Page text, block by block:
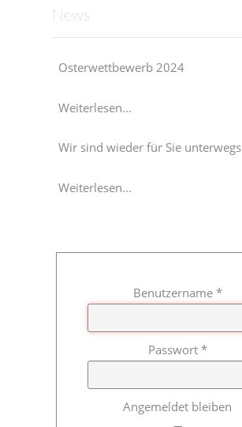
News
Osterwettbewerb 2024
Weiterlesen...
Wir sind wieder für Sie unterwegs
Weiterlesen...
Benutzername*
Passwort*
Angemeldet bleiben